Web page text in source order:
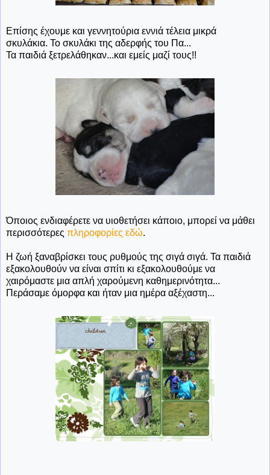
Επίσης έχουμε και γεννητούρια εννιά τέλεια μικρά
σκυλάκια. Το σκυλάκι της αδερφής του Πα...
Τα παιδιά ξετρελάθηκαν...και εμείς μαζί τους!!
Όποιος ενδιαφέρετε να υιοθετήσει κάποιο, μπορεί να μάθει
περισσότερες πληροφορίες εδώ.
Η ζωή ξαναβρίσκει τους ρυθμούς της σιγά σιγά. Τα παιδιά
εξακολουθούν να είναι σπίτι κι εξακολουθούμε να
χαιρόμαστε μια απλή χαρούμενη καθημερινότητα...
Περάσαμε όμορφα και ήταν μια ημέρα αξέχαστη...